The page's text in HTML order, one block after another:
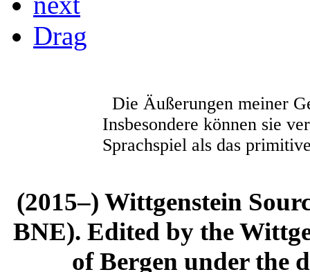
Drag
Die Äußerungen meiner
Insbesondere können sie
Sprachspiel als das
(2015–) Wittgenstein
BNE). Edited by the
of Bergen under the